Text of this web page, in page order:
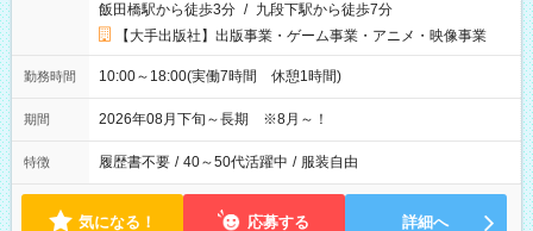
飯田橋駅から徒歩3分 / 九段下駅から徒歩7分
【大手出版社】出版事業・ゲーム事業・アニメ・映像事業
勤務時間 10:00～18:00(実働7時間 休憩1時間)
期間 2026年08月下旬～長期 ※8月～！
特徴 履歴書不要 / 40～50代活躍中 / 服装自由
気になる！ 応募する 詳細へ